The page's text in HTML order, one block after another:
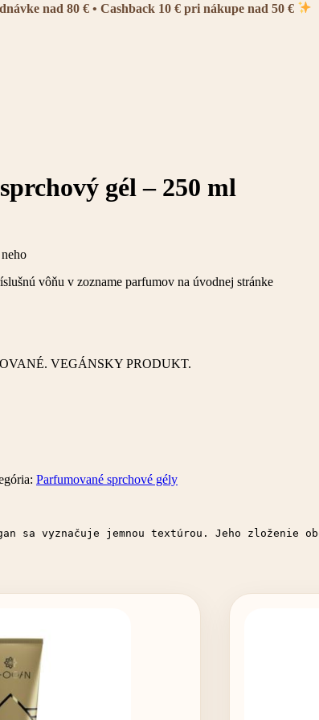
nad 80 € • Cashback 10 € pri nákupe nad 50 €
gél – 250 ml
vôňu v zozname parfumov na úvodnej stránke
VEGÁNSKY PRODUKT.
Parfumované sprchové gély
sa vyznačuje jemnou textúrou. Jeho